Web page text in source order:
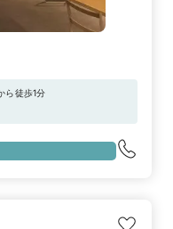
ら徒歩1分